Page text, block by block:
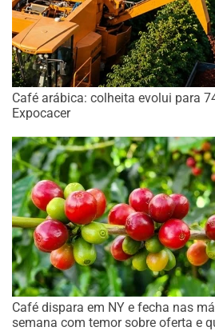
Café arábica: colheita evolui para
Expocacer
Café dispara em NY e fecha nas
semana com temor sobre oferta e